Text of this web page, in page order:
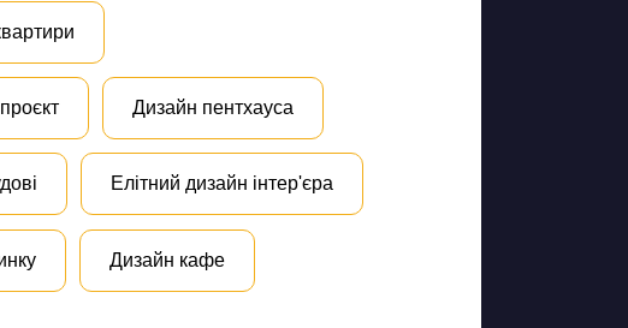
Дизайн пентхауса
Елітний дизайн інтер'єра
Дизайн кафе